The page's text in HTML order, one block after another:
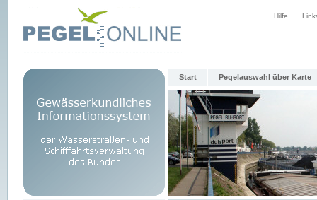
Hilfe
Start Pegelauswahl über Karte